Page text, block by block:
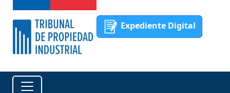
Expediente Digital